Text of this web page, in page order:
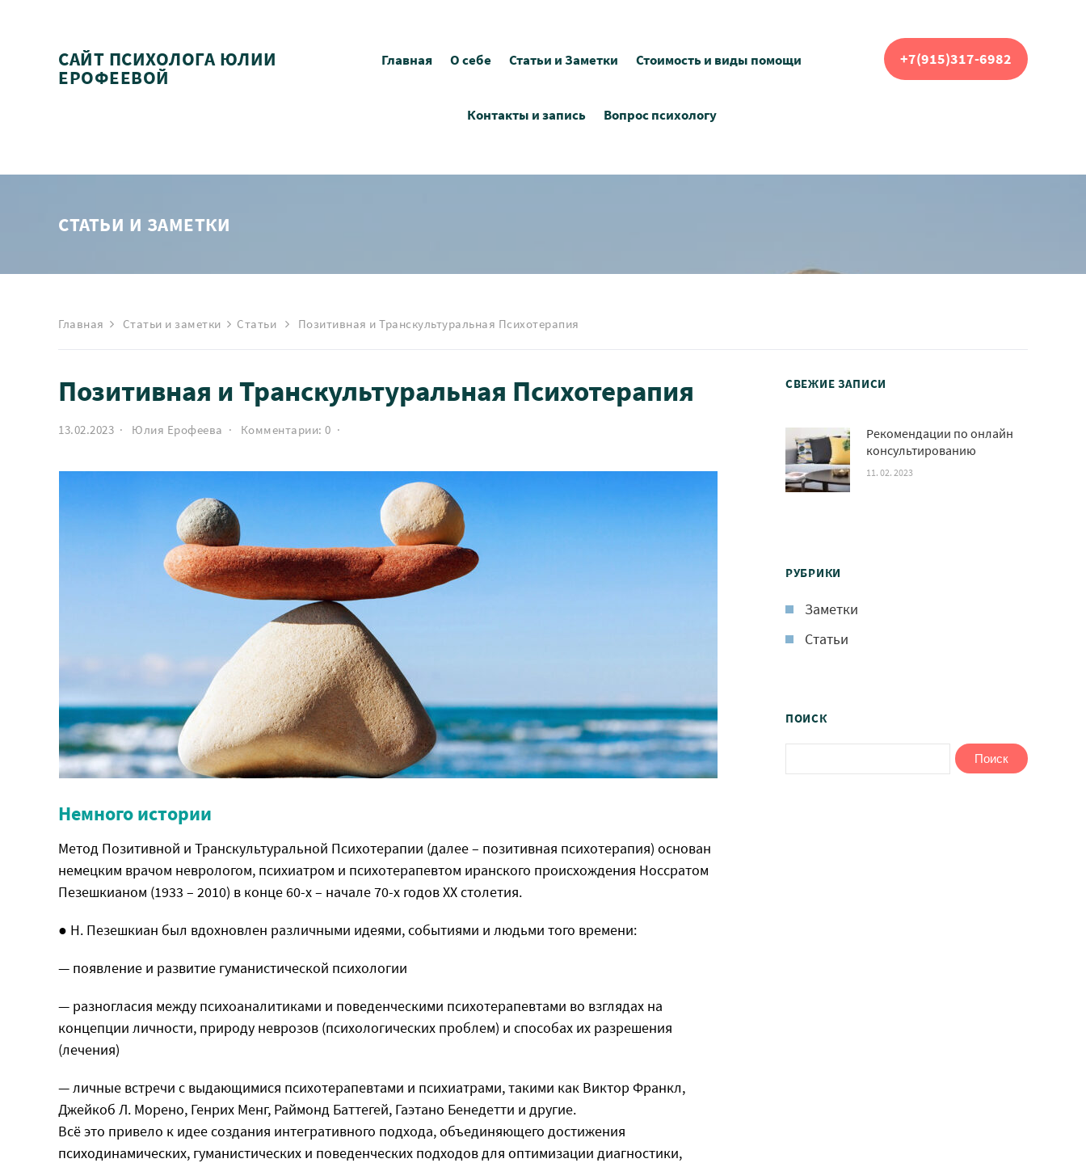
САЙТ ПСИХОЛОГА ЮЛИИ
ЕРОФЕЕВОЙ
Главная О себе Статьи и Заметки Стоимость и виды помощи
Контакты и запись Вопрос психологу
+7(915)317-6982
СТАТЬИ И ЗАМЕТКИ
Главная Статьи и заметки Статьи Позитивная и Транскультуральная Психотерапия
Позитивная и Транскультуральная Психотерапия
13.02.2023 · Юлия Ерофеева · Комментарии: 0 ·
Немного истории
Метод Позитивной и Транскультуральной Психотерапии (далее – позитивная психотерапия) основан
немецким врачом неврологом, психиатром и психотерапевтом иранского происхождения Носсратом
Пезешкианом (1933 – 2010) в конце 60-х – начале 70-х годов XX столетия.
● Н. Пезешкиан был вдохновлен различными идеями, событиями и людьми того времени:
— появление и развитие гуманистической психологии
— разногласия между психоаналитиками и поведенческими психотерапевтами во взглядах на
концепции личности, природу неврозов (психологических проблем) и способах их разрешения
(лечения)
— личные встречи с выдающимися психотерапевтами и психиатрами, такими как Виктор Франкл,
Джейкоб Л. Морено, Генрих Менг, Раймонд Баттегей, Гаэтано Бенедетти и другие.
Всё это привело к идее создания интегративного подхода, объединяющего достижения
психодинамических, гуманистических и поведенческих подходов для оптимизации диагностики,
СВЕЖИЕ ЗАПИСИ
Рекомендации по онлайн
консультированию
11. 02. 2023
РУБРИКИ
Заметки
Статьи
ПОИСК